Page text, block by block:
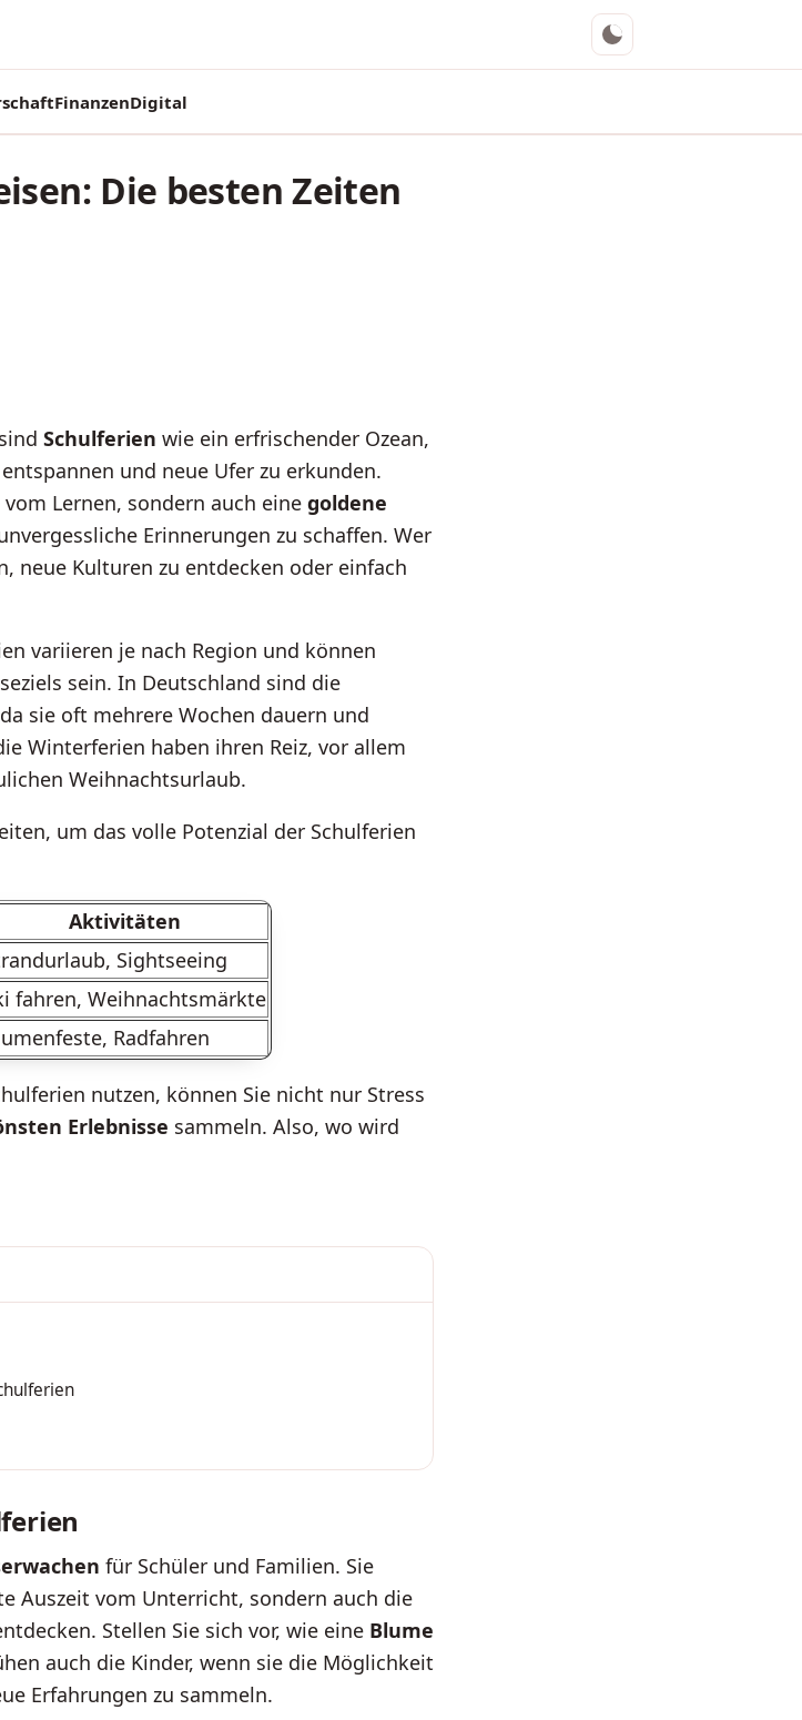
FinanzenDigital
Die besten Zeiten
Schulferien wie ein erfrischender Ozean,
und neue Ufer zu erkunden.
Lernen, sondern auch eine goldene
Erinnerungen zu schaffen. Wer
neue Kulturen zu entdecken oder einfach
variieren je nach Region und können
sein. In Deutschland sind die
sie oft mehrere Wochen dauern und
Winterferien haben ihren Reiz, vor allem
Weihnachtsurlaub.
um das volle Potenzial der Schulferien
Aktivitäten
Sightseeing
fahren, Weihnachtsmärkte
Radfahren
nutzen, können Sie nicht nur Stress
Erlebnisse sammeln. Also, wo wird
für Schüler und Familien. Sie
Auszeit vom Unterricht, sondern auch die
Stellen Sie sich vor, wie eine Blume
auch die Kinder, wenn sie die Möglichkeit
Erfahrungen zu sammeln.